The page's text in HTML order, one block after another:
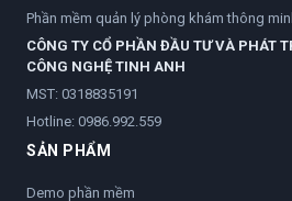
Phần mềm quản lý phòng khám thông
CÔNG TY CỔ PHẦN ĐẦU TƯ VÀ PHÁT
CÔNG NGHỆ TINH ANH
MST: 0318835191
Hotline: 0986.992.559
SẢN PHẨM
Demo phần mềm